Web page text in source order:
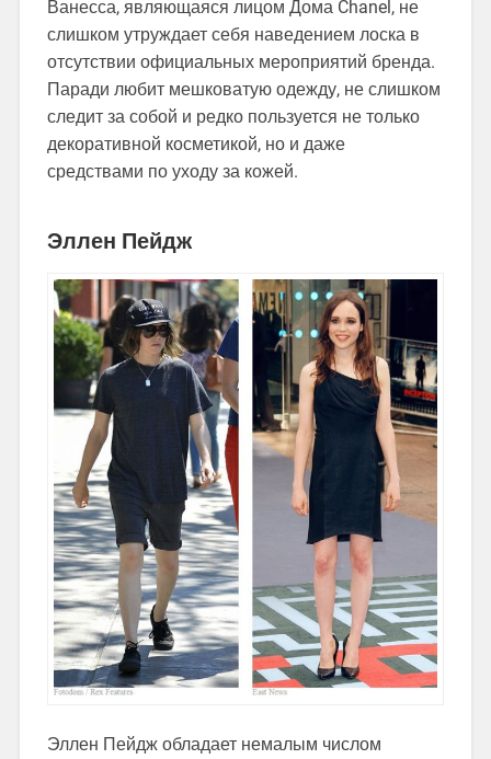
Ванесса, являющаяся лицом Дома Chanel, не
слишком утруждает себя наведением лоска в
отсутствии официальных мероприятий бренда.
Паради любит мешковатую одежду, не слишком
следит за собой и редко пользуется не только
декоративной косметикой, но и даже
средствами по уходу за кожей.
Эллен Пейдж
Эллен Пейдж обладает немалым числом